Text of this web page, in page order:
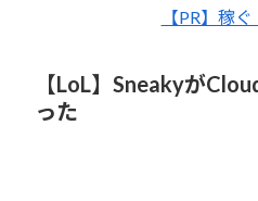
【PR】稼
【LoL】Sneakyが
った